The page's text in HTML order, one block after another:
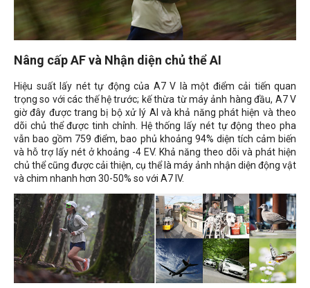
Nâng cấp AF và Nhận diện chủ thể AI
Hiệu suất lấy nét tự động của A7 V là một điểm cải tiến quan
trọng so với các thế hệ trước; kế thừa từ máy ảnh hàng đầu, A7 V
giờ đây được trang bị bộ xử lý AI và khả năng phát hiện và theo
dõi chủ thể được tinh chỉnh. Hệ thống lấy nét tự động theo pha
vẫn bao gồm 759 điểm, bao phủ khoảng 94% diện tích cảm biến
và hỗ trợ lấy nét ở khoảng -4 EV. Khả năng theo dõi và phát hiện
chủ thể cũng được cải thiện, cụ thể là máy ảnh nhận diện động vật
và chim nhanh hơn 30-50% so với A7 IV.